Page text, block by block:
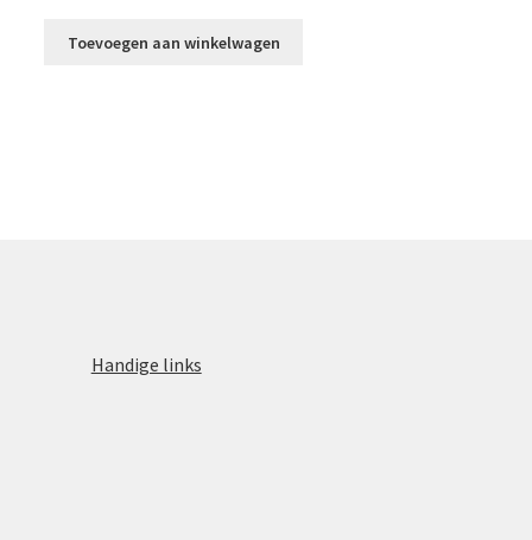
Toevoegen aan winkelwagen
Handige links